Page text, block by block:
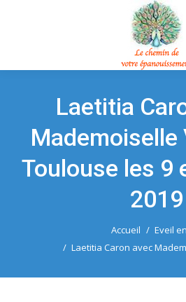
Laetitia
Mademoiselle
Toulouse les 9
2019
Accueil
Eveil
Laetitia Caron avec